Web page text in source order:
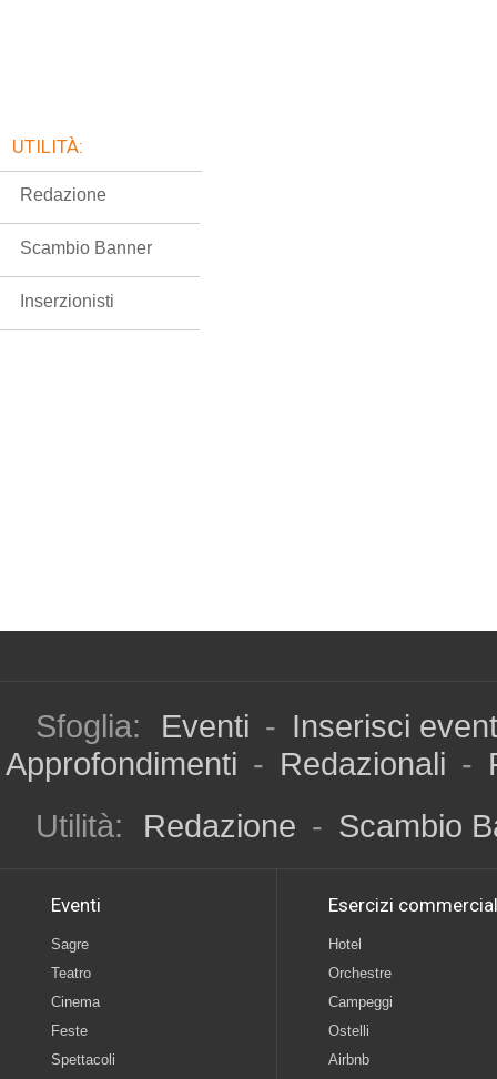
UTILITÀ:
Redazione
Scambio Banner
Inserzionisti
Sfoglia: Eventi - Inserisci
Approfondimenti - Redazionali -
Utilità:
Redazione - Scambio
Eventi
Sagre
Teatro
Cinema
Feste
Spettacoli
Esercizi
Hotel
Orchestre
Campeggi
Ostelli
Airbnb